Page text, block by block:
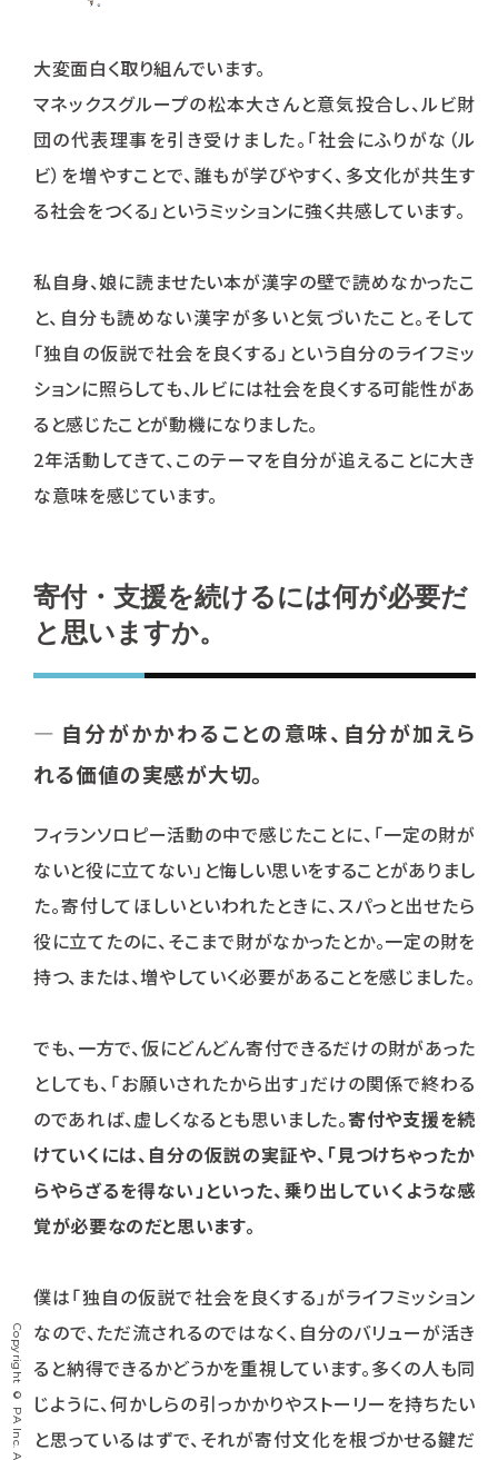
大変面白く取り組んでいます。
マネックスグループの松本大さんと意気投合し、ルビ財
団の代表理事を引き受けました。「社会にふりがな（ル
ビ）を増やすことで、誰もが学びやすく、多文化が共生す
る社会をつくる」というミッションに強く共感しています。
私自身、娘に読ませたい本が漢字の壁で読めなかったこ
と、自分も読めない漢字が多いと気づいたこと。そして
「独自の仮説で社会を良くする」という自分のライフミッ
ションに照らしても、ルビには社会を良くする可能性があ
ると感じたことが動機になりました。
2年活動してきて、このテーマを自分が追えることに大き
な意味を感じています。
寄付・支援を続けるには何が必要だ
と思いますか。
― 自分がかかわることの意味、自分が加えら
れる価値の実感が大切。
フィランソロピー活動の中で感じたことに、「一定の財が
ないと役に立てない」と悔しい思いをすることがありまし
た。寄付してほしいといわれたときに、スパっと出せたら
役に立てたのに、そこまで財がなかったとか。一定の財を
持つ、または、増やしていく必要があることを感じました。
でも、一方で、仮にどんどん寄付できるだけの財があった
としても、「お願いされたから出す」だけの関係で終わる
のであれば、虚しくなるとも思いました。寄付や支援を続
けていくには、自分の仮説の実証や、「見つけちゃったか
らやらざるを得ない」といった、乗り出していくような感
覚が必要なのだと思います。
僕は「独自の仮説で社会を良くする」がライフミッション
なので、ただ流されるのではなく、自分のバリューが活き
ると納得できるかどうかを重視しています。多くの人も同
じように、何かしらの引っかかりやストーリーを持ちたい
と思っているはずで、それが寄付文化を根づかせる鍵だ